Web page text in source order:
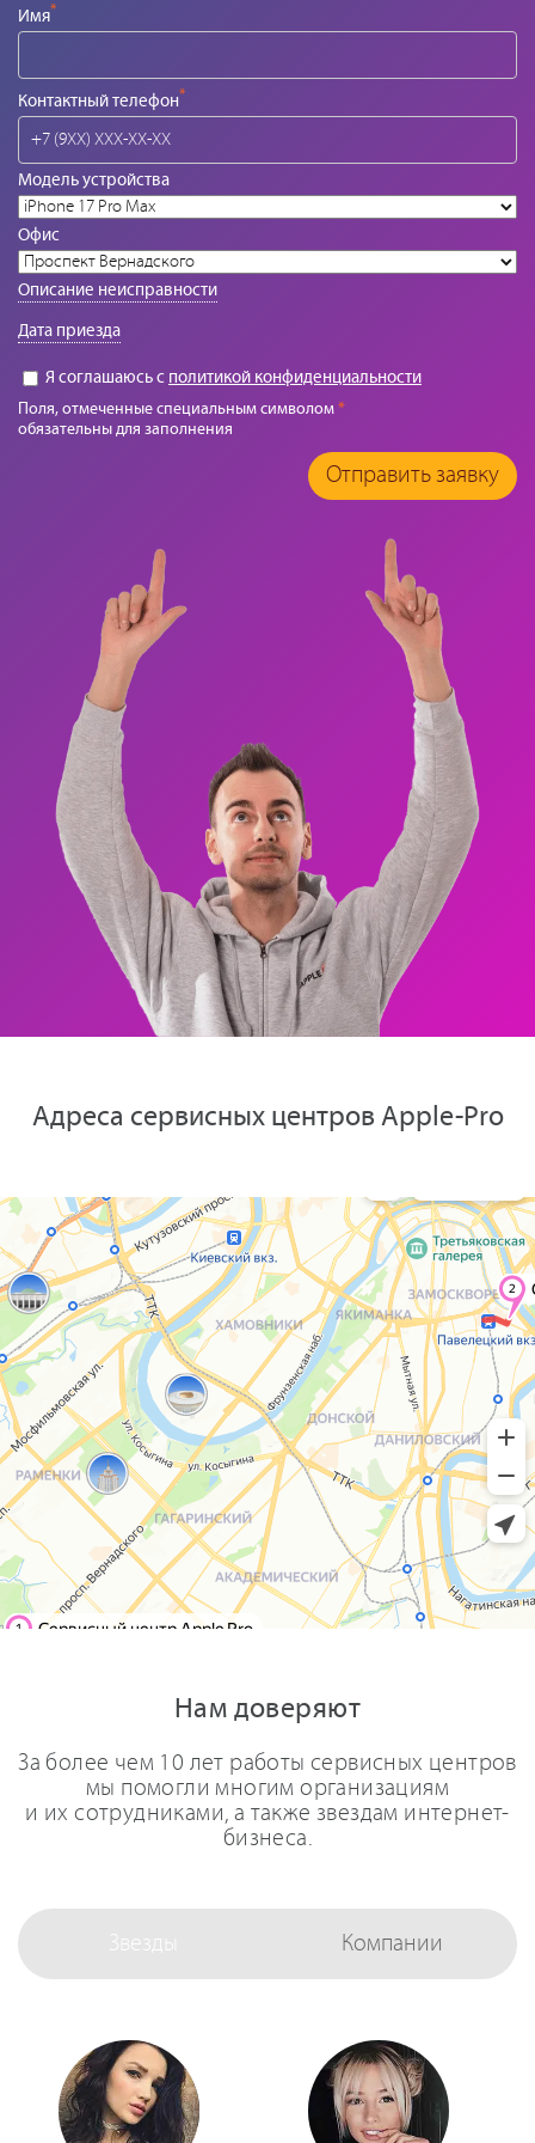
Имя*
Контактный телефон*
Модель устройства
Офис
Описание неисправности
Дата приезда
Я соглашаюсь с политикой конфиденциальности
Поля, отмеченные специальным символом*
обязательны для заполнения
Отправить заявку
Адреса сервисных центров Apple-Pro
Нам доверяют
За более чем 10 лет работы сервисных центров
мы помогли многим организациям
и их сотрудниками, а также звездам интернет-
бизнеса.
Звезды Компании